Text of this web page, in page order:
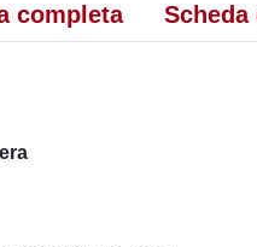
completa Scheda